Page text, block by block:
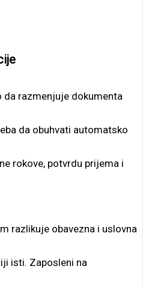
da razmenjuje dokumenta
da obuhvati automatsko
rokove, potvrdu prijema i
razlikuje obavezna i uslovna
isti. Zaposleni na